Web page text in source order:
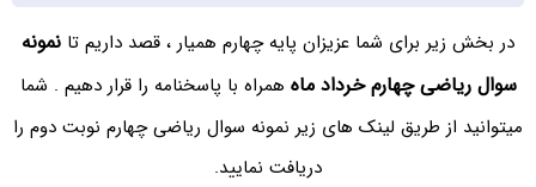
در بخش زیر برای شما عزیزان پایه چهارم همیار ، قصد داریم تا نمونه
سوال ریاضی چهارم خرداد ماه همراه با پاسخنامه را قرار دهیم . شما
میتوانید از طریق لینک های زیر نمونه سوال ریاضی چهارم نوبت دوم را
دریافت نمایید.